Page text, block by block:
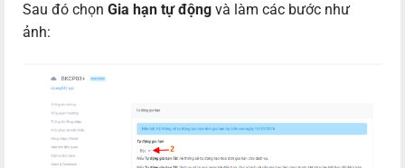
Sau đó chọn Gia hạn tự động và làm các bước như
ảnh: